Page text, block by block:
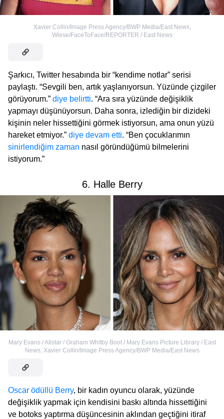
Xavier Collin/Image Press Agency/BWP Media/East News,
Wiese/FaceToFace/REPORTER / East News
Şarkıcı, Twitter hesabında bir “kendime notlar” serisi
paylaştı. “Sevgili ben, artık yaşlanıyorsun. Yüzünde çizgiler
görüyorum.” diye belirtti. “Ara sıra yüzünde değişiklik
yapmayı düşünüyorsun. Daha sonra, izlediğin bir dizideki
kişinin neler hissettiğini görmek istiyorsun, ama onun yüzü
hareket etmiyor.” diye devam etti. “Ben çocuklarımın
sinirlendiğim zaman nasıl göründüğümü bilmelerini
istiyorum.”
6. Halle Berry
Mary Evans / Allstar / Graham Whitby Boot / Mary Evans Picture Library / East
News, Xavier Collin/Image Press Agency/BWP Media/East News
Oscar ödüllü Berry, bir kadın oyuncu olarak, yüzünde
değişiklik yapmak için kendisini baskı altında hissettiğini
ve botoks yaptırma düşüncesinin aklından geçtiğini itiraf